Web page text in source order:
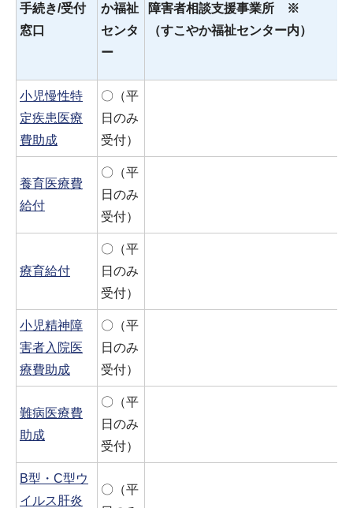
手続き/受付
窓口
か福祉
センタ
ー
障害者相談支援事業所 ※
（すこやか福祉センター内）
小児慢性特
定疾患医療
費助成
〇（平
日のみ
受付）
養育医療費
給付
〇（平
日のみ
受付）
療育給付
〇（平
日のみ
受付）
小児精神障
害者入院医
療費助成
〇（平
日のみ
受付）
難病医療費
助成
〇（平
日のみ
受付）
B型・C型ウ
イルス肝炎
〇（平